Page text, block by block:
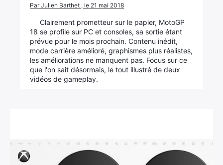
Par Julien Barthet , le 21 mai 2018
Clairement prometteur sur le papier, MotoGP
18 se profile sur PC et consoles, sa sortie étant
prévue pour le mois prochain. Contenu inédit,
mode carrière amélioré, graphismes plus réalistes,
les améliorations ne manquent pas. Focus sur ce
que l'on sait désormais, le tout illustré de deux
vidéos de gameplay.